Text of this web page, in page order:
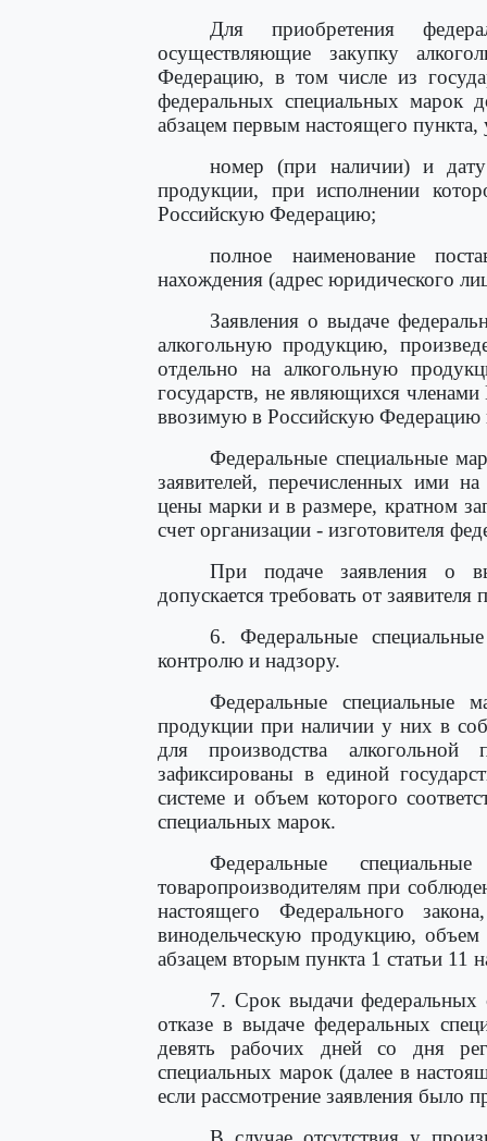
Для приобретения
осуществляющие закупку
Федерацию, в том числе из
федеральных специальных марок
абзацем первым настоящего пункта,
номер (при наличии) и дату
продукции, при исполнении
Российскую Федерацию;
полное наименование
нахождения (адрес юридического
Заявления о выдаче
алкогольную продукцию,
отдельно на алкогольную
государств, не являющихся
ввозимую в Российскую Федерацию
Федеральные специальные
заявителей, перечисленных ими
цены марки и в размере, кратном
счет организации - изготовителя
При подаче заявления о
допускается требовать от
6. Федеральные
контролю и надзору.
Федеральные специальные
продукции при наличии у них в
для производства
зафиксированы в единой
системе и объем которого
специальных марок.
Федеральные
товаропроизводителям при
настоящего Федерального
винодельческую продукцию,
абзацем вторым пункта 1 статьи 11
7. Срок выдачи федеральных
отказе в выдаче федеральных
девять рабочих дней со дня
специальных марок (далее в
если рассмотрение заявления было